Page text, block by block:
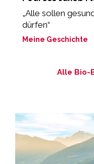
„Alle sollen
dürfen“
Meine Geschichte
Alle Bio-